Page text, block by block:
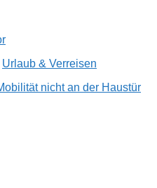
Urlaub & Verreisen
nicht an der Haustür